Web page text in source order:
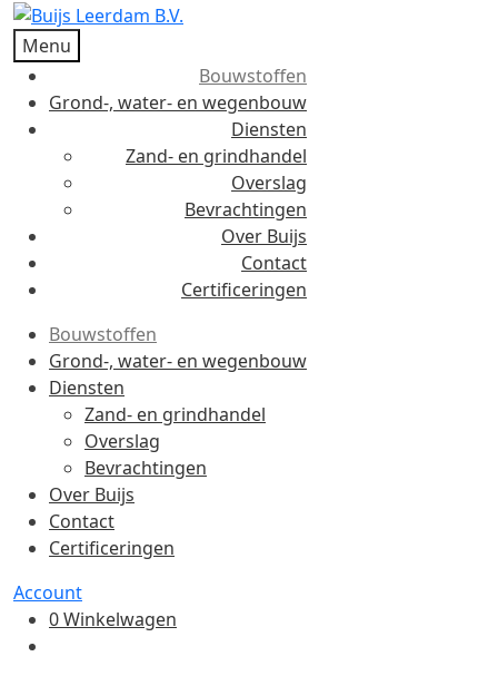
Menu
Bouwstoffen
Grond-, water- en wegenbouw
Diensten
Zand- en grindhandel
Overslag
Bevrachtingen
Over Buijs
Contact
Certificeringen
Bouwstoffen
Grond-, water- en wegenbouw
Diensten
Zand- en grindhandel
Overslag
Bevrachtingen
Over Buijs
Contact
Certificeringen
Account
0Winkelwagen